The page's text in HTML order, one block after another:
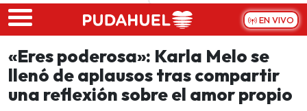
Skip to main content
EN VIVO
«Eres poderosa»: Karla Melo se
llenó de aplausos tras compartir
una reflexión sobre el amor propio